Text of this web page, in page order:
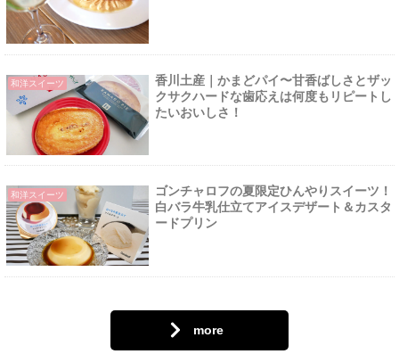
和洋スイーツ
香川土産｜かまどパイ〜甘香ばしさとザッ
クサクハードな歯応えは何度もリピートし
たいおいしさ！
和洋スイーツ
ゴンチャロフの夏限定ひんやりスイーツ！
白バラ牛乳仕立てアイスデザート＆カスタ
ードプリン
more